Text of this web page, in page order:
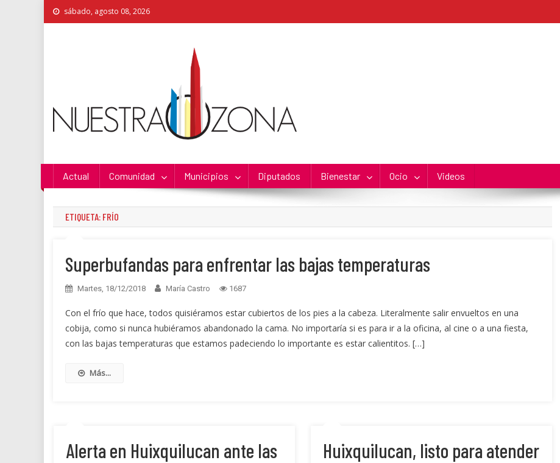
Skip
to
sábado, agosto 08, 2026
Actual Comunidad Municipios Diputados Bienestar Ocio Videos
ETIQUETA: FRÍO
Superbufandas para enfrentar las bajas temperaturas
Martes, 18/12/2018 María Castro 1687
Con el frío que hace, todos quisiéramos estar cubiertos de los pies a la cabeza. Literalmente salir envueltos en una
cobija, como si nunca hubiéramos abandonado la cama. No importaría si es para ir a la oficina, al cine o a una fiesta,
con las bajas temperaturas que estamos padeciendo lo importante es estar calientitos. […]
Más...
Alerta en Huixquilucan ante las
Huixquilucan, listo para atender